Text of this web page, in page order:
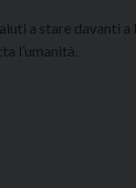
a stare davanti
l’umanità.